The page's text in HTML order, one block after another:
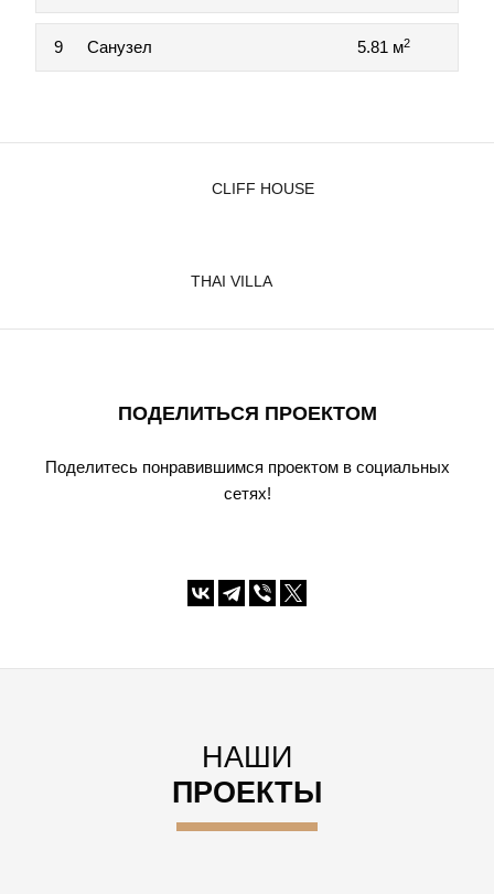
9 Санузел 5.81 м2
CLIFF HOUSE
THAI VILLA
ПОДЕЛИТЬСЯ ПРОЕКТОМ
Поделитесь понравившимся проектом в социальных
сетях!
НАШИ
ПРОЕКТЫ